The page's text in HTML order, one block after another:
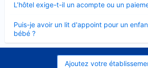
L’hôtel exige-t-il un acompte ou un
fermé
Puis-je avoir un lit d'appoint pour un
bébé ?
fermé
Ajoutez votre